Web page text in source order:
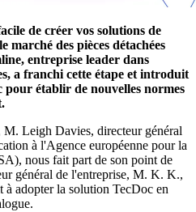
de créer vos solutions de
marché des pièces détachées
entreprise leader dans
a franchi cette étape et introduit
pour établir de nouvelles normes
Leigh Davies, directeur général
à l'Agence européenne pour la
nous fait part de son point de
général de l'entreprise, M. K. K.,
à adopter la solution TecDoc en